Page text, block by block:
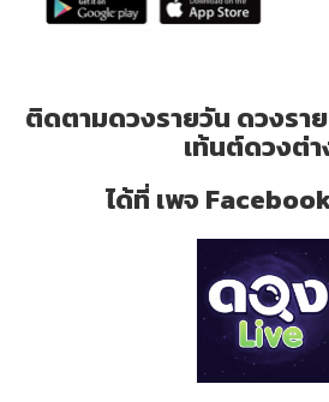
ติดตามดวงรายวัน ดวงรา
เท้นต์ดวงต่
ได้ที่ เพจ